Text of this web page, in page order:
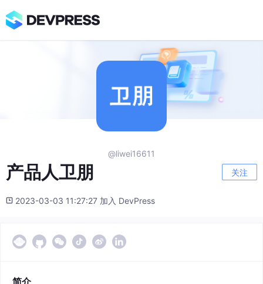
@liwei16611
产品人卫朋 关注
2023-03-03 11:27:27 加入 DevPress